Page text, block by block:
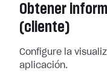
Obtener
(cliente)
Configure la
aplicación.